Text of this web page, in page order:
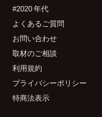
#2020 年代
よくあるご質問
お問い合わせ
取材のご相談
利用規約
プライバシーポリシー
特商法表示